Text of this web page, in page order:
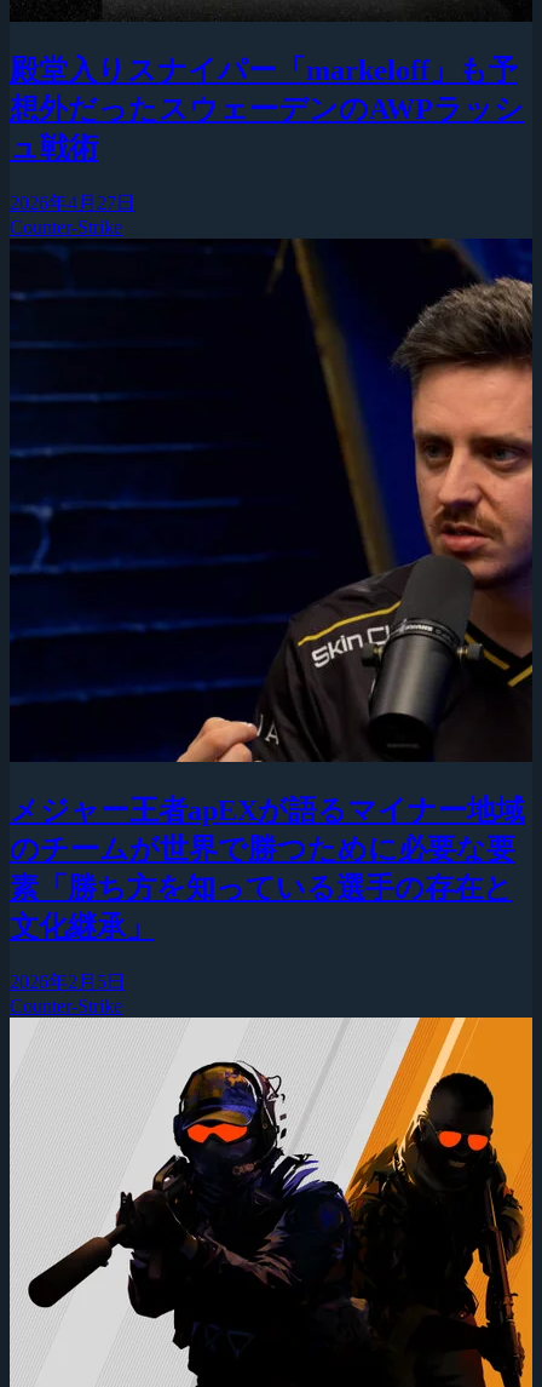
殿堂入りスナイパー「markeloff」も予
想外だったスウェーデンのAWPラッシ
ュ戦術
2026年4月27日
Counter-Strike
メジャー王者apEXが語るマイナー地域
のチームが世界で勝つために必要な要
素「勝ち方を知っている選手の存在と
文化継承」
2026年2月5日
Counter-Strike